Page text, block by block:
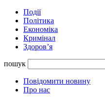
Події
Політика
Економіка
Кримінал
Здоров’я
пошук
Повідомити новину
Про нас